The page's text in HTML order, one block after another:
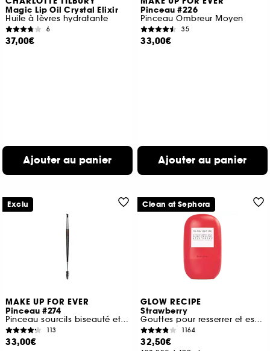
Magic Lip Oil Crystal Elixir
Huile à lèvres hydratante
6
37,00€
Ajouter au panier
Pinceau #226
Pinceau Ombreur Moyen
35
33,00€
Ajouter au panier
MAKE UP FOR EVER
Pinceau #274
Pinceau sourcils biseauté et goupillon
113
33,00€
Exclu
GLOW RECIPE
Strawberry
Gouttes pour resserrer et estomper les pores aux BHA
1164
32,50€
Clean at Sephora